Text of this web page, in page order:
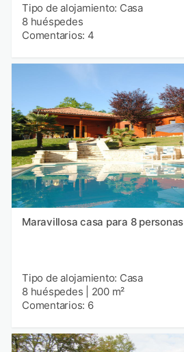
Tipo de alojamiento: Casa
8 huéspedes
Comentarios: 4
Maravillosa casa para 8 personas
Tipo de alojamiento: Casa
8 huéspedes
200 m²
Comentarios: 6